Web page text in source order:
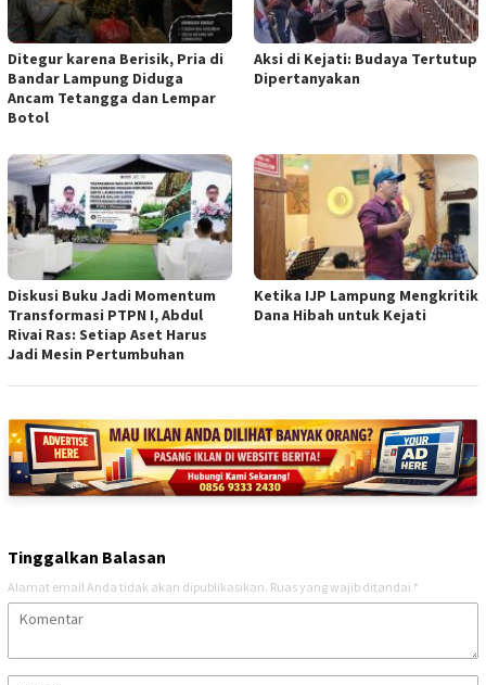
Ditegur karena Berisik, Pria di
Bandar Lampung Diduga
Ancam Tetangga dan Lempar
Botol
Aksi di Kejati: Budaya Tertutup
Dipertanyakan
Diskusi Buku Jadi Momentum
Transformasi PTPN I, Abdul
Rivai Ras: Setiap Aset Harus
Jadi Mesin Pertumbuhan
Ketika IJP Lampung Mengkritik
Dana Hibah untuk Kejati
Tinggalkan Balasan
Alamat email Anda tidak akan dipublikasikan. Ruas yang wajib ditandai *